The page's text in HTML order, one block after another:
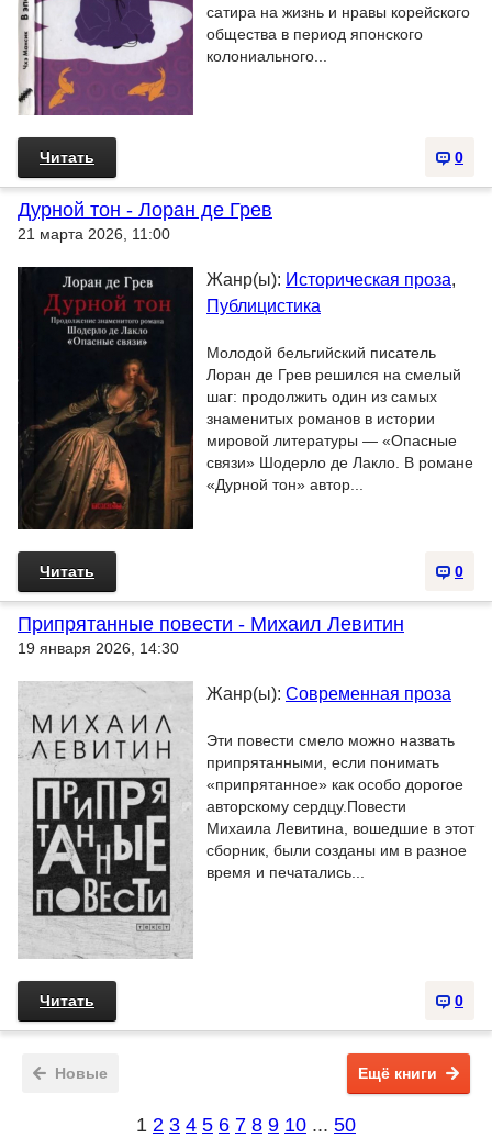
сатира на жизнь и нравы корейского
общества в период японского
колониального...
0
Читать
Дурной тон - Лоран де Грев
21 марта 2026, 11:00
Жанр(ы): Историческая проза,
Публицистика
Молодой бельгийский писатель
Лоран де Грев решился на смелый
шаг: продолжить один из самых
знаменитых романов в истории
мировой литературы — «Опасные
связи» Шодерло де Лакло. В романе
«Дурной тон» автор...
0
Читать
Припрятанные повести - Михаил Левитин
19 января 2026, 14:30
Жанр(ы): Современная проза
Эти повести смело можно назвать
припрятанными, если понимать
«припрятанное» как особо дорогое
авторскому сердцу.Повести
Михаила Левитина, вошедшие в этот
сборник, были созданы им в разное
время и печатались...
0
Читать
Новые Ещё книги
1 2 3 4 5 6 7 8 9 10 ... 50